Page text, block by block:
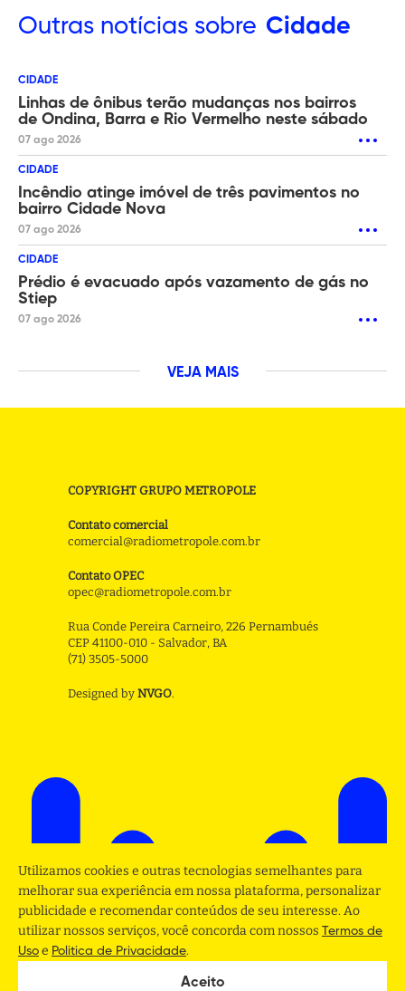
Outras notícias sobre Cidade
CIDADE
Linhas de ônibus terão mudanças nos bairros
de Ondina, Barra e Rio Vermelho neste sábado
07 ago 2026
CIDADE
Incêndio atinge imóvel de três pavimentos no
bairro Cidade Nova
07 ago 2026
CIDADE
Prédio é evacuado após vazamento de gás no
Stiep
07 ago 2026
VEJA MAIS
COPYRIGHT GRUPO METROPOLE
Contato comercial
comercial@radiometropole.com.br
Contato OPEC
opec@radiometropole.com.br
Rua Conde Pereira Carneiro, 226 Pernambués
CEP 41100-010 - Salvador, BA
(71) 3505-5000
Designed by NVGO.
Utilizamos cookies e outras tecnologias semelhantes para
melhorar sua experiência em nossa plataforma, personalizar
publicidade e recomendar conteúdos de seu interesse. Ao
utilizar nossos serviços, você concorda com nossos Termos de
Uso e Politica de Privacidade.
Aceito